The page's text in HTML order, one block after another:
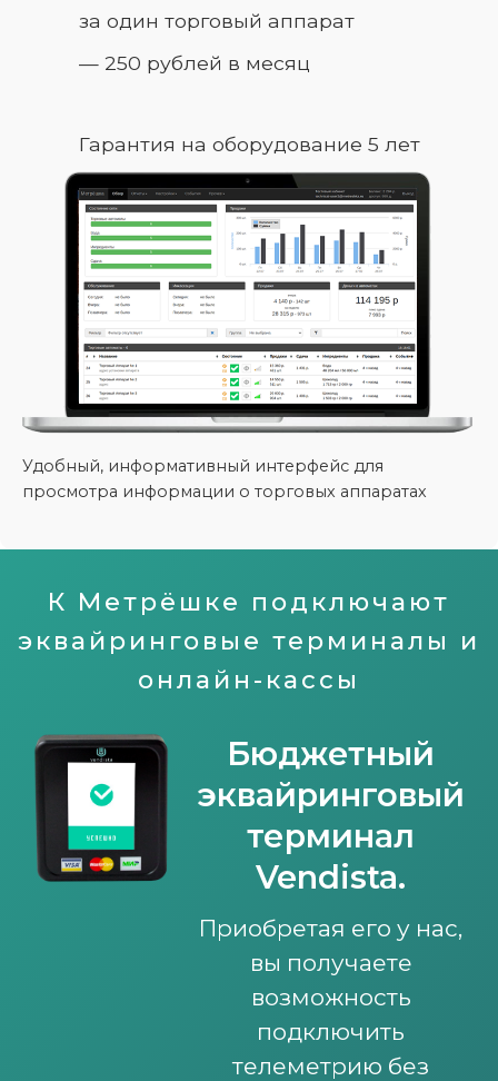
за один торговый аппарат
— 250 рублей в месяц
Гарантия на оборудование 5 лет
Удобный, информативный интерфейс для
просмотра информации о торговых аппаратах
К Метрёшке подключают
эквайринговые терминалы и
онлайн-кассы
Бюджетный
эквайринговый
терминал
Vendista.
Приобретая его у нас,
вы получаете
возможность
подключить
телеметрию без